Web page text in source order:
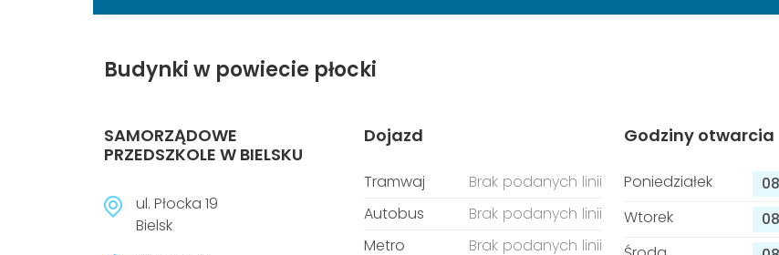
Budynki w powiecie płocki
SAMORZĄDOWE
PRZEDSZKOLE W BIELSKU
ul. Płocka 19
Bielsk
Dojazd
Tramwaj
Brak podanych linii
Autobus
Brak podanych linii
Metro
Brak podanych linii
Godziny otwarcia
Poniedziałek
Wtorek